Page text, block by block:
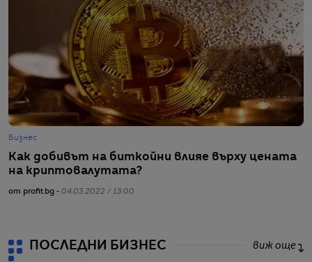
Бизнес
Как добивът на биткойни влияе върху цената
на криптовалутата?
от profit.bg - 04.03.2022 / 13:00
ПОСЛЕДНИ БИЗНЕС виж още